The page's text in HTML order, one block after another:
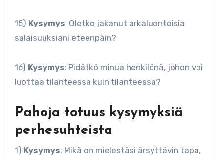
15) Kysymys: Oletko jakanut arkaluontoisia
salaisuuksiani eteenpäin?
16) Kysymys: Pidätkö minua henkilönä, johon voi
luottaa tilanteessa kuin tilanteessa?
Pahoja totuus kysymyksiä
perhesuhteista
1) Kysymys: Mikä on mielestäsi ärsyttävin tapa,